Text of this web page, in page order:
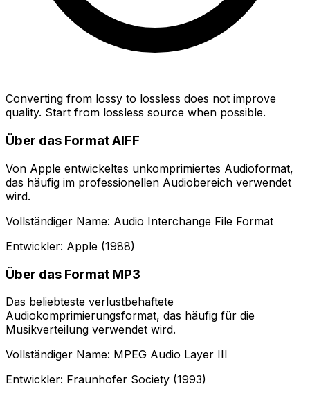
Converting from lossy to lossless does not improve
quality. Start from lossless source when possible.
Über das Format AIFF
Von Apple entwickeltes unkomprimiertes Audioformat,
das häufig im professionellen Audiobereich verwendet
wird.
Vollständiger Name: Audio Interchange File Format
Entwickler: Apple (1988)
Über das Format MP3
Das beliebteste verlustbehaftete
Audiokomprimierungsformat, das häufig für die
Musikverteilung verwendet wird.
Vollständiger Name: MPEG Audio Layer III
Entwickler: Fraunhofer Society (1993)